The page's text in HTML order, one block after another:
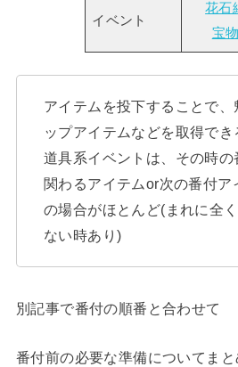
イベント
花石
宝
アイテムを投下することで、
ップアイテムなどを取得でき
道具系イベントは、その時の
関わるアイテムor次の番付ア
の場合がほとんど(まれに全
ない時あり)
別記事で番付の順番と合わせて
番付前の必要な準備についてまと